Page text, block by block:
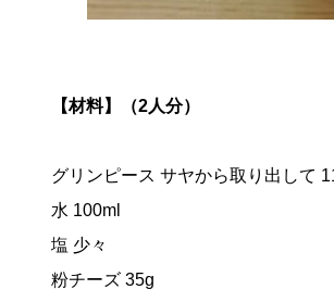
【材料】（2人分）
グリンピース サヤから取り出して
水 100ml
塩 少々
粉チーズ 35g